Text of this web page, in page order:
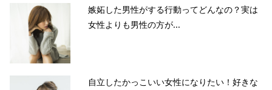
嫉妬した男性がする行動ってどんなの？実は
女性よりも男性の方が...
自立したかっこいい女性になりたい！好きな